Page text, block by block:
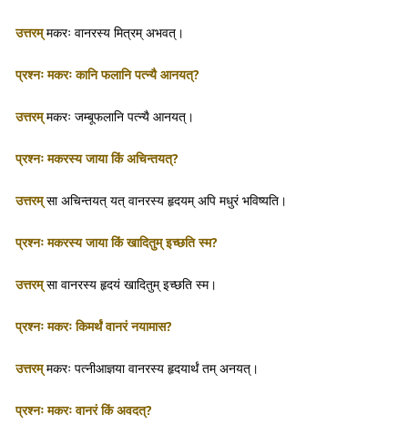
उत्तरम्मकरः वानरस्य मित्रम् अभवत्।
प्रश्नः मकरः कानि फलानि पत्न्यै आनयत्?
उत्तरम्मकरः जम्बूफलानि पत्न्यै आनयत्।
प्रश्नः मकरस्य जाया किं अचिन्तयत्?
उत्तरम्सा अचिन्तयत् यत् वानरस्य हृदयम् अपि मधुरं भविष्यति।
प्रश्नः मकरस्य जाया किं खादितुम् इच्छति स्म?
उत्तरम्सा वानरस्य हृदयं खादितुम् इच्छति स्म।
प्रश्नः मकरः किमर्थं वानरं नयामास?
उत्तरम्मकरः पत्नीआज्ञया वानरस्य हृदयार्थं तम् अनयत्।
प्रश्नः मकरः वानरं किं अवदत्?